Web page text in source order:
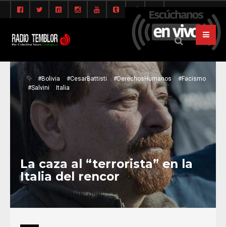
#Bolivia #CesarBattisti #DerechosHumanos
#Facismo
#Salvini
Italia
La caza al “terrorista” en la
Italia del rencor